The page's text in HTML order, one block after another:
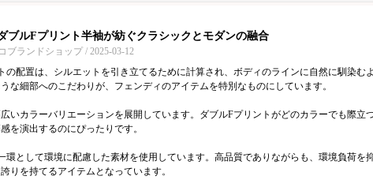
ブルFプリント半袖が紡ぐクラシックとモダンの融合
ブランドショップ / 2025-03-12
配置は、シルエットを引き立てるために計算され、ボディのラインに自然に馴染む
細部へのこだわりが、フェンディのアイテムを特別なものにしています。
カラーバリエーションを展開しています。ダブルFプリントがどのカラーでも際立
を演出するのにぴったりです。
として環境に配慮した素材を使用しています。高品質でありながらも、環境負荷を
りを持てるアイテムとなっています。